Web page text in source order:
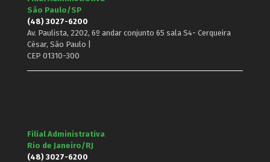
São Paulo/SP
(48) 3027-6200
Av. Paulista, 2202, 6º andar conjunto 65 sala S4- Cerqueira
César, São Paulo |
CEP 01310-300
Filial Administrativa
Rio de Janeiro/RJ
(48) 3027-6200